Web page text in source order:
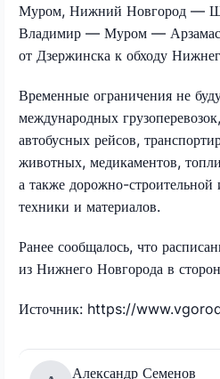
Муром, Нижний Новгород —
Владимир — Муром — Арзамас,
от Дзержинска к обходу
Временные ограничения не
международных
автобусных рейсов,
животных, медикаментов,
а также дорожно-строительной
техники и материалов.
Ранее сообщалось, что
из Нижнего Новгорода в
Источник: https://
Александр Семенов